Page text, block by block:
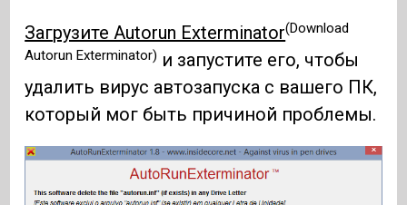
Загрузите Autorun Exterminator(Download
Autorun Exterminator) и запустите его, чтобы
удалить вирус автозапуска с вашего ПК,
который мог быть причиной проблемы.